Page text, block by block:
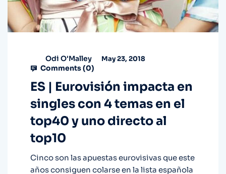
Odi O'Malley May 23, 2018
Comments (0)
ES | Eurovisión impacta en
singles con 4 temas en el
top40 y uno directo al
top10
Cinco son las apuestas eurovisivas que este
años consiguen colarse en la lista española